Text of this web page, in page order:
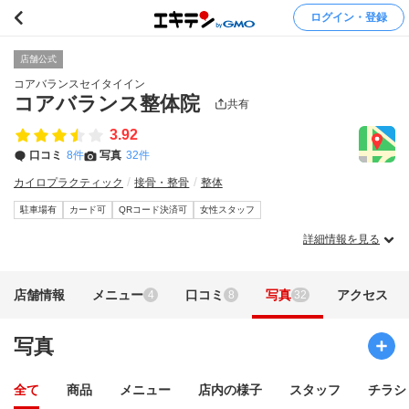
ログイン・登録
店舗公式
コアバランスセイタイイン
コアバランス整体院 共有
3.92
口コミ 8件 写真 32件
カイロプラクティック 接骨・整骨 整体
駐車場有 カード可 QRコード決済可 女性スタッフ
詳細情報を見る
店舗情報 メニュー 4 口コミ 8 写真 32 アクセス
写真
全て 商品 メニュー 店内の様子 スタッフ チラシ